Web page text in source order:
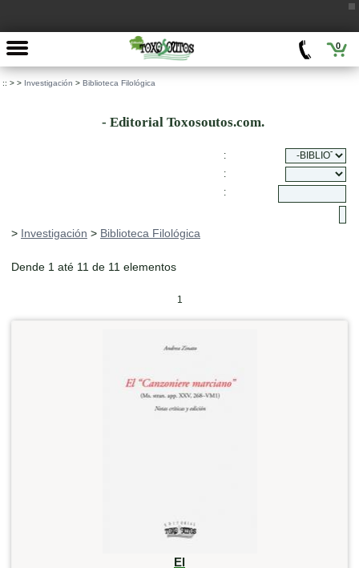
0
:: > > Investigación > Biblioteca Filológica
- Editorial Toxosoutos.com.
:
:
:
> Investigación > Biblioteca Filológica
Dende 1 até 11 de 11 elementos
1
El